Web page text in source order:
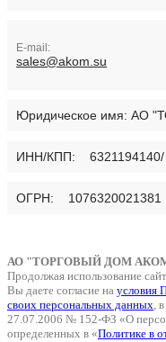
Юридическое имя: АО
ИНН/КПП: 6321194140/
ОГРН: 1076320021381
E-mail:
sales@akom.su
АО "ТОРГОВЫЙ ДОМ
Продолжая использование
Вы даете согласие на условия
своих персональных данных,
27.07.2006 № 152-ФЗ «О
определенных в «Политике в